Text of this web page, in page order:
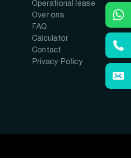
Operational lease
Over ons
FAQ
Calculator
Contact
Privacy Policy